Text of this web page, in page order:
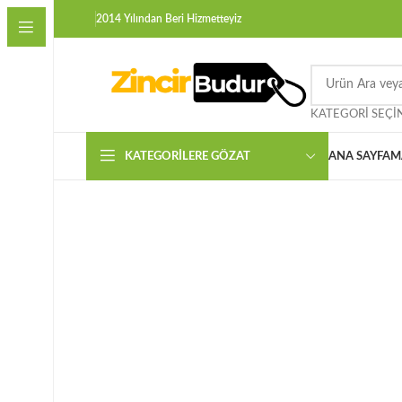
2014 Yılından Beri Hizmetteyiz
KATEGORI
KATEGORILERE GÖZAT ANA SAYFA